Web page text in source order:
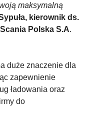
maksymalną
kierownik ds.
Polska S.A.
duże znaczenie dla
zapewnienie
ładowania oraz
do